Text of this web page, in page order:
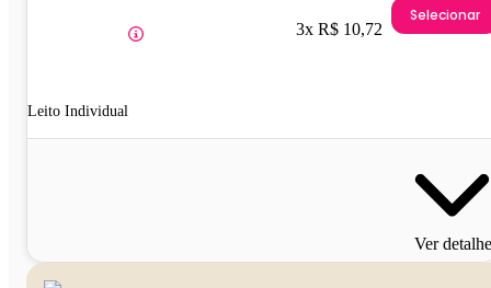
Leito Individual
3x R$ 10,72
Selecionar
Ver